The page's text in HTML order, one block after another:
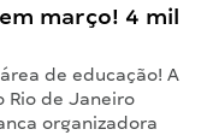
março! 4 mil
de educação! A
Rio de Janeiro
organizadora